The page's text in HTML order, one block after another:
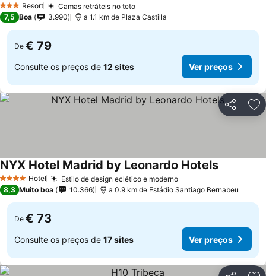
3 EstrelasResort Camas retráteis no teto
7,5 Boa 3.990 a 1.1 km de Plaza Castilla
De € 79
Consulte os preços de 12 sites Ver preços
Partilhar
4 EstrelasHotel Estilo de design eclético e moderno
NYX Hotel Madrid by Leonardo Hotels
8,3 Muito boa 10.366 a 0.9 km de Estádio Santiago Bernabeu
De € 73
Consulte os preços de 17 sites Ver preços